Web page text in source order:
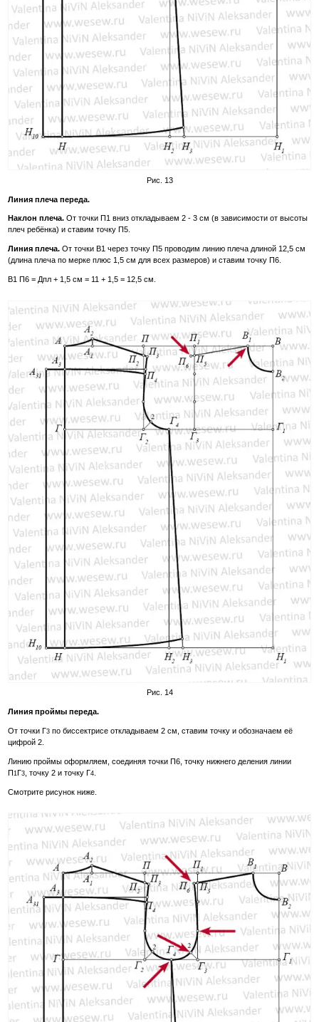
Рис. 13
Линия плеча переда.
Наклон плеча. От точки П1 вниз откладываем 2 - 3 см (в зависимости от высоты
плеч ребёнка) и ставим точку П5.
Линия плеча. От точки В1 через точку П5 проводим линию плеча длиной 12,5 см
(длина плеча по мерке плюс 1,5 см для всех размеров) и ставим точку П6.
В1 П6 = Дпл + 1,5 см = 11 + 1,5 = 12,5 см.
Рис. 14
Линия проймы переда.
От точки Г3 по биссектрисе откладываем 2 см, ставим точку и обозначаем её
цифрой 2.
Линию проймы оформляем, соединяя точки П6, точку нижнего деления линии
П1 Г3 , точку 2 и точку Г4
Смотрите рисунок ниже.